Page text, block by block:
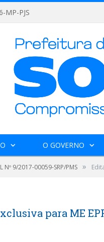
MP-PJS
O GOVERNO
Nº 9/2017-00059-SRP/PMS »
para ME